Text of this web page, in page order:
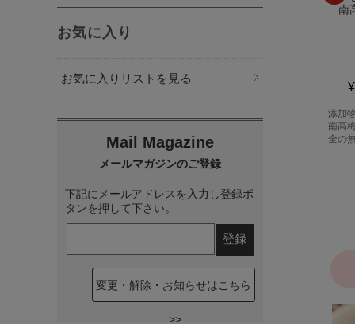
南高梅
(本体 ¥5,500)
の無添加減塩しそ漬梅干しです。
南高梅【簡易パッケージ】
¥1,620
全の無添加減塩しそ漬梅干しです。
ご贈
を和
化粧
お気に入り
お気に入りリストを見る
下記にメールアドレスを入力し登録ボ
タンを押して下さい。
変更・解除・お知らせはこちら